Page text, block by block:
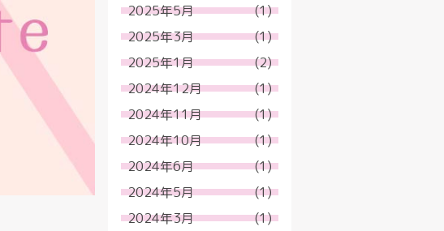
2025年5月
(1)
2025年3月
(1)
2025年1月
(2)
2024年12月
(1)
2024年11月
(1)
2024年10月
(1)
2024年6月
(1)
2024年5月
(1)
2024年3月
(1)